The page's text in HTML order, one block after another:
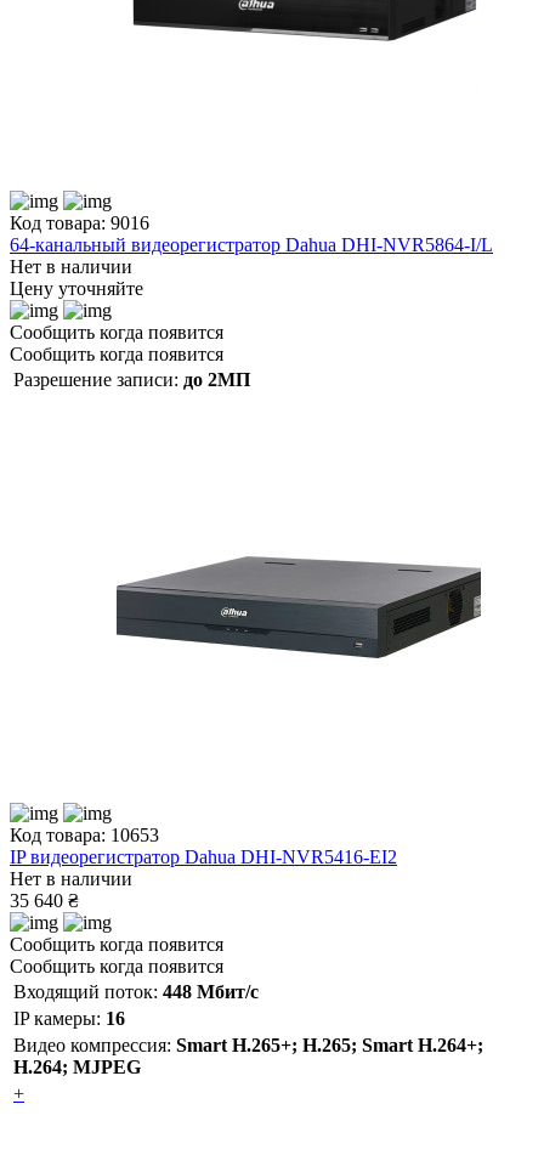
Код товара: 9016
64-канальный видеорегистратор Dahua DHI-NVR5864-I/L
Нет в наличии
Цену уточняйте
Сообщить когда появится
Сообщить когда появится
Разрешение записи: до 2МП
Код товара: 10653
IP видеорегистратор Dahua DHI-NVR5416-EI2
Нет в наличии
35 640 ₴
Сообщить когда появится
Сообщить когда появится
Входящий поток: 448 Мбит/с
IP камеры: 16
Видео компрессия: Smart H.265+; H.265; Smart H.264+;
H.264; MJPEG
+